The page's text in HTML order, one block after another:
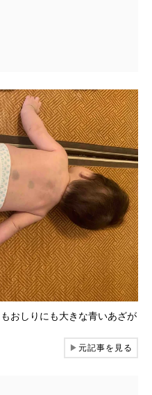
おしりにも大きな青いあざが
▶元記事を見る